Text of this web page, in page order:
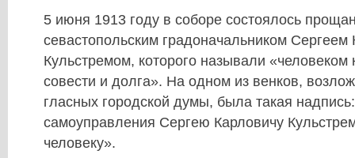
5 июня 1913 году в соборе состоялось
севастопольским градоначальником Сергеем
Кульстремом, которого называли «человеком
совести и долга». На одном из венков,
гласных городской думы, была такая
самоуправления Сергею Карловичу
человеку».